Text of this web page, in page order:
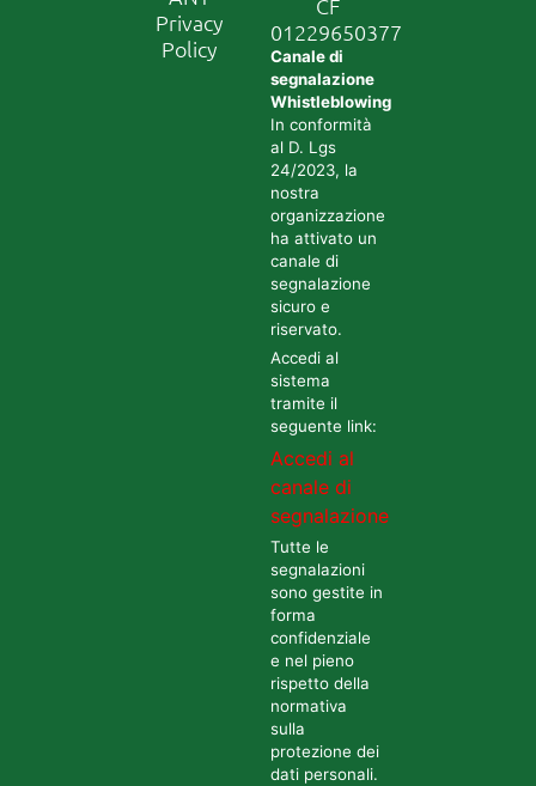
Privacy
Policy
CF
01229650377
Canale di
segnalazione
Whistleblowing
In conformità
al D. Lgs
24/2023, la
nostra
organizzazione
ha attivato un
canale di
segnalazione
sicuro e
riservato.
Accedi al
sistema
tramite il
seguente link:
Accedi al
canale di
segnalazione
Tutte le
segnalazioni
sono gestite in
forma
confidenziale
e nel pieno
rispetto della
normativa
sulla
protezione dei
dati personali.